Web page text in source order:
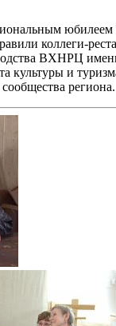
юбилеем
коллеги-
ВХНРЦ
культуры и
региона.